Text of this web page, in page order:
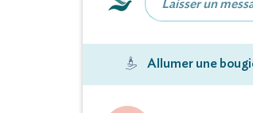
Vous pouvez
Allumer une